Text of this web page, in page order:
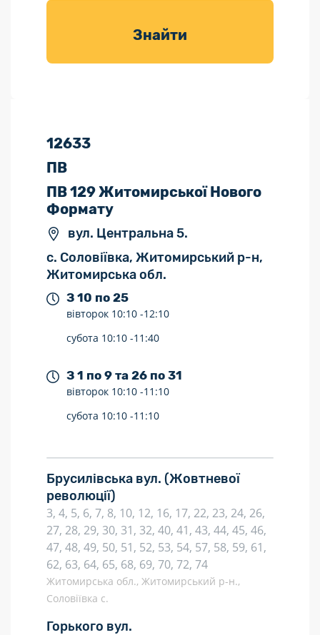
товарів для
Знайти
12633
ПВ
ПВ 129 Житомирської Нового
Формату
вул. Центральна 5.
с. Соловіївка, Житомирський р-н,
Житомирська обл.
З 10 по 25
вівторок 10:10 -12:10
субота 10:10 -11:40
З 1 по 9 та 26 по 31
вівторок 10:10 -11:10
субота 10:10 -11:10
Брусилівська вул. (Жовтневої
революції)
3, 4, 5, 6, 7, 8, 10, 12, 16, 17, 22, 23, 24, 26,
27, 28, 29, 30, 31, 32, 40, 41, 43, 44, 45, 46,
47, 48, 49, 50, 51, 52, 53, 54, 57, 58, 59, 61,
62, 63, 64, 65, 68, 69, 70, 72, 74
Житомирська обл., Житомирський р-н.,
Соловіївка с.
Горького вул.